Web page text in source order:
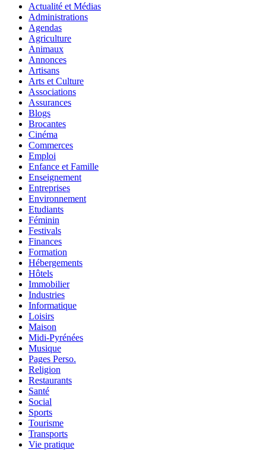
Actualité et Médias
Administrations
Agendas
Agriculture
Animaux
Annonces
Artisans
Arts et Culture
Associations
Assurances
Blogs
Brocantes
Cinéma
Commerces
Emploi
Enfance et Famille
Enseignement
Entreprises
Environnement
Etudiants
Féminin
Festivals
Finances
Formation
Hébergements
Hôtels
Immobilier
Industries
Informatique
Loisirs
Maison
Midi-Pyrénées
Musique
Pages Perso.
Religion
Restaurants
Santé
Social
Sports
Tourisme
Transports
Vie pratique